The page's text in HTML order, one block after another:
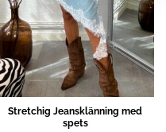
Stretchig Jeansklänning med
spets